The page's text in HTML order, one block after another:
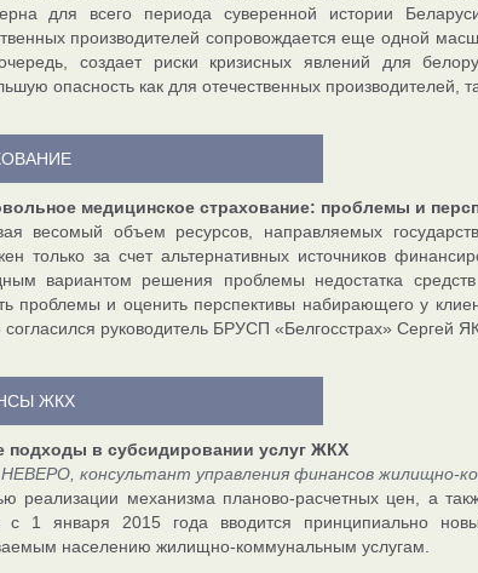
для всего периода суверенной истории
производителей сопровождается еще одной
создает риски кризисных явлений для
опасность как для отечественных производителей,
медицинское страхование: проблемы и
весомый объем ресурсов, направляемых
только за счет альтернативных источников
вариантом решения проблемы недостатка
проблемы и оценить перспективы набирающего у
согласился руководитель БРУСП «Белгосстрах» Сергей
ЖКХ
подходы в субсидировании услуг ЖКХ
консультант управления финансов жилищно-
реализации механизма планово-расчетных цен, а
с 1 января 2015 года вводится принципиально
населению жилищно-коммунальным услугам.